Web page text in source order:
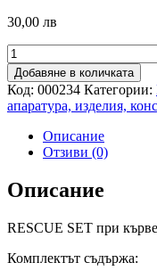
30,00 лв
количество
за
RESCUE
SET
при
кървене
Добавяне в количката
Код: 000234 Категории:
апаратура, изделия,
Описание
Отзиви (0)
Описание
RESCUE SET при
Комплектът съдържа: